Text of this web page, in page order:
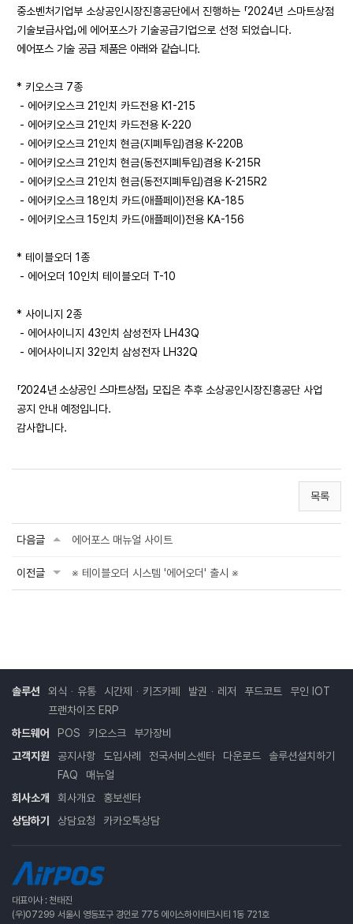
중소벤처기업부 소상공인시장진흥공단에서 진행하는 「2024년 스마트상점
기술보급사업」에 에어포스가 기술공급기업으로 선정 되었습니다.
에어포스 기술 공급 제품은 아래와 같습니다.
* 키오스크 7종
- 에어키오스크 21인치 카드전용 K1-215
- 에어키오스크 21인치 카드전용 K-220
- 에어키오스크 21인치 현금(지폐투입)겸용 K-220B
- 에어키오스크 21인치 현금(동전지폐투입)겸용 K-215R
- 에어키오스크 21인치 현금(동전지폐투입)겸용 K-215R2
- 에어키오스크 18인치 카드(애플페이)전용 KA-185
- 에어키오스크 15인치 카드(애플페이)전용 KA-156
* 테이블오더 1종
- 에어오더 10인치 테이블오더 T-10
* 사이니지 2종
- 에어사이니지 43인치 삼성전자 LH43Q
- 에어사이니지 32인치 삼성전자 LH32Q
「2024년 소상공인 스마트상점」 모집은 추후 소상공인시장진흥공단 사업
공지 안내 예정입니다.
감사합니다.
목록
다음글 에어포스 매뉴얼 사이트
이전글 ※ 테이블오더 시스템 '에어오더' 출시 ※
솔루션 외식ᆞ유통 시간제ᆞ키즈카페 발권ᆞ레저 푸드코트
무인 IOT
프랜차이즈 ERP
하드웨어
POS 키오스크
부가장비
고객지원
공지사항 도입사례 전국서비스센타 다운로드
솔루션설치하기
FAQ
매뉴얼
회사소개
회사개요
홍보센타
상담하기
상담요청 카카오톡상담
대표이사 : 천태진
(우)07299 서울시 영등포구 경인로 775 에이스하이테크시티 1동 721호